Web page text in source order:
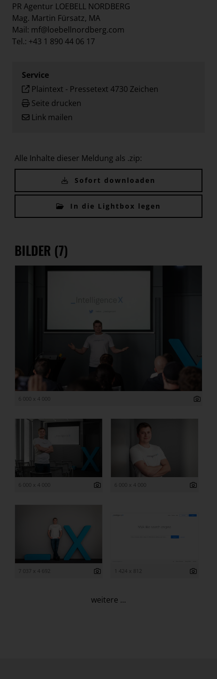
PR Agentur LOEBELL NORDBERG
Mag. Martin Fürsatz, MA
Mail: mf@loebellnordberg.com
Tel.: +43 1 890 44 06 17
Service
Plaintext - Pressetext 4730 Zeichen
Seite drucken
Link mailen
Alle Inhalte dieser Meldung als .zip:
Sofort downloaden
In die Lightbox legen
BILDER (7)
6 000 x 4 000
6 000 x 4 000 6 000 x 4 000
7 037 x 4 692 1 424 x 812
weitere ...